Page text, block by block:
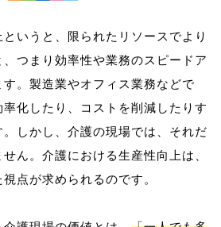
いうと、限られたリソースでより
つまり効率性や業務のスピードア
。製造業やオフィス業務などで
化したり、コストを削減したりす
しかし、介護の現場では、それだ
ん。介護における生産性向上は、
点が求められるのです。